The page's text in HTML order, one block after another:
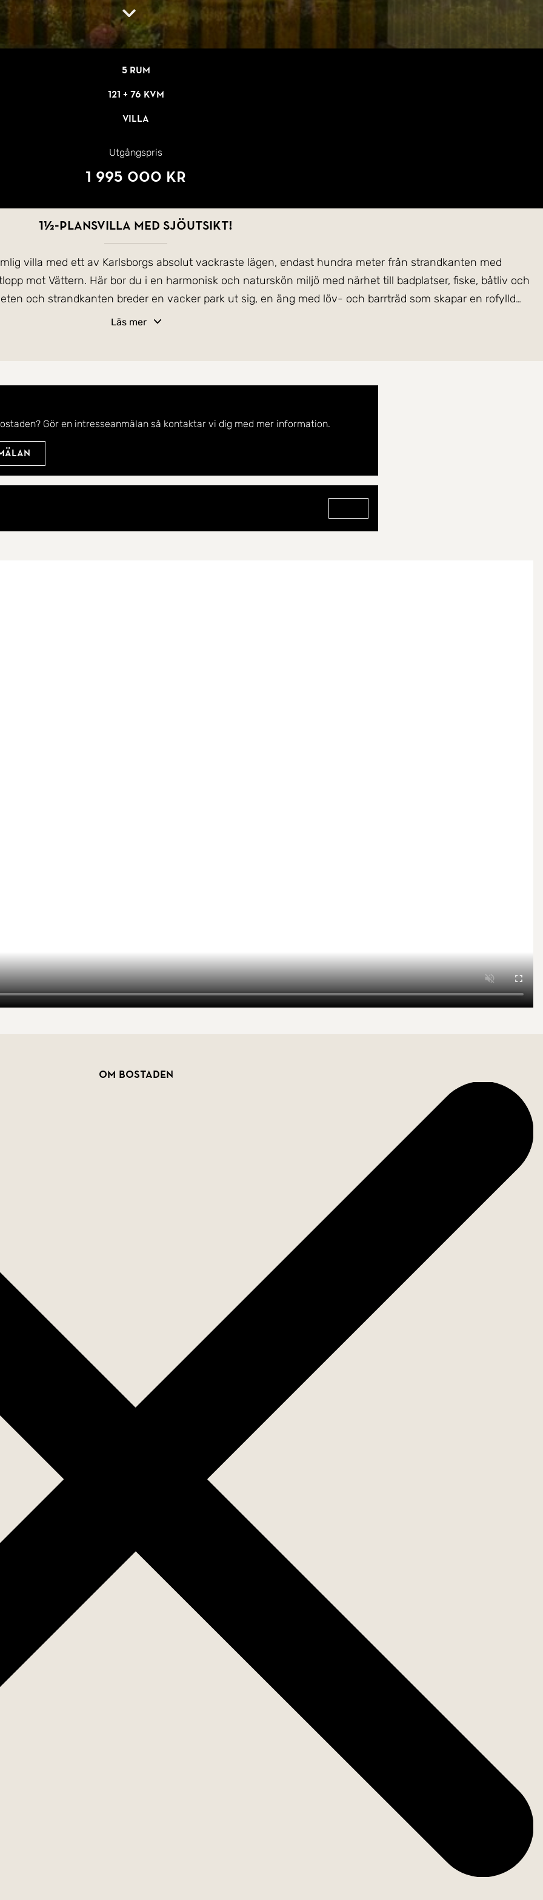
5 rum
121 + 76 kvm
Villa
Utgångspris
1 995 000 kr
1½-plansvilla med sjöutsikt!
villa med ett av Karlsborgs absolut vackraste lägen, endast hundra meter från strandkanten med
mot Vättern. Här bor du i en harmonisk och naturskön miljö med närhet till badplatser, fiske, båtliv och
och strandkanten breder en vacker park ut sig, en äng med löv- och barrträd som skapar en rofylld
sociala ytor når du det härliga uterummet, en naturlig förlängning av vardagsrummet med stora
och trädgården. Uterummet blir snabbt en favoritplats för både morgonkaffet och sena kvällar. Som
för soliga dagar, grillkvällar och avkoppling i det fria.
inpå knuten, samtidigt som du har närhet till Karlsborgs centrum, skolor, butiker och service. Ett hem som
mäklare, Viktor Lundin!
Läs mer
Gör en intresseanmälan så kontaktar vi dig med mer information.
Om bostaden